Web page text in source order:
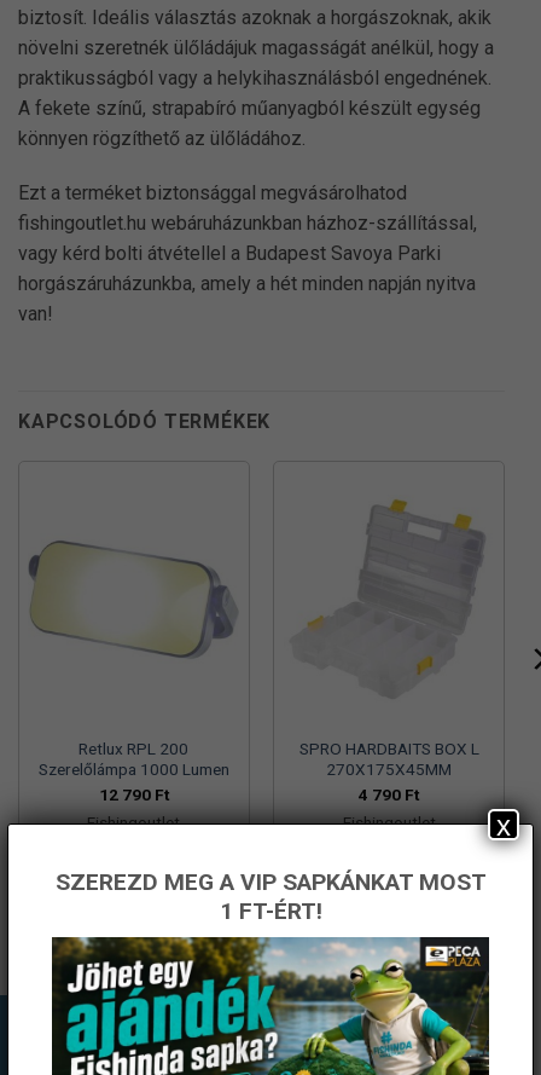
biztosít. Ideális választás azoknak a horgászoknak, akik
növelni szeretnék ülőládájuk magasságát anélkül, hogy a
praktikusságból vagy a helykihasználásból engednének.
A fekete színű, strapabíró műanyagból készült egység
könnyen rögzíthető az ülőládához.
Ezt a terméket biztonsággal megvásárolhatod
fishingoutlet.hu webáruházunkban házhoz-szállítással,
vagy kérd bolti átvétellel a Budapest Savoya Parki
horgászáruházunkba, amely a hét minden napján nyitva
van!
KAPCSOLÓDÓ TERMÉKEK
Retlux RPL 200
Szerelőlámpa 1000 Lumen
12 790 Ft
Fishingoutlet
SPRO HARDBAITS BOX L
270X175X45MM
4 790 Ft
Fishingoutlet
SZEREZD MEG A VIP SAPKÁNKAT MOST
1 FT-ÉRT!
x